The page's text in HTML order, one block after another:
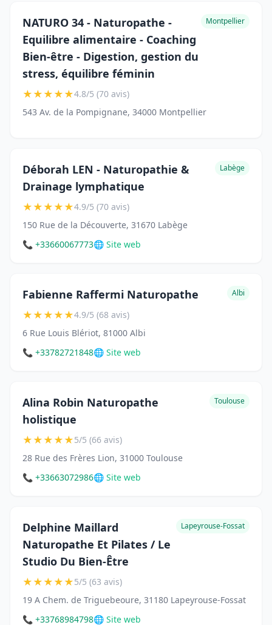
NATURO 34 - Naturopathe -
Equilibre alimentaire - Coaching
Bien-être - Digestion, gestion du
stress, équilibre féminin
Montpellier
★★★★★4.8/5 (70 avis)
543 Av. de la Pompignane, 34000 Montpellier
Déborah LEN - Naturopathie &
Drainage lymphatique
Labège
★★★★★4.9/5 (70 avis)
150 Rue de la Découverte, 31670 Labège
📞 +33660067773🌐 Site web
Fabienne Raffermi Naturopathe Albi
★★★★★4.9/5 (68 avis)
6 Rue Louis Blériot, 81000 Albi
📞 +33782721848🌐 Site web
Alina Robin Naturopathe
holistique
Toulouse
★★★★★5/5 (66 avis)
28 Rue des Frères Lion, 31000 Toulouse
📞 +33663072986🌐 Site web
Delphine Maillard
Naturopathe Et Pilates / Le
Studio Du Bien-Être
Lapeyrouse-Fossat
★★★★★5/5 (63 avis)
19 A Chem. de Triguebeoure, 31180 Lapeyrouse-Fossat
📞 +33768984798🌐 Site web